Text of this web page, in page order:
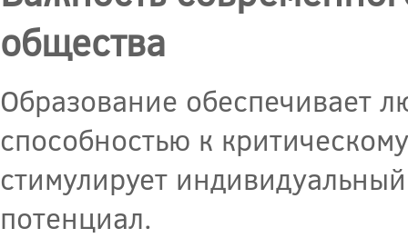
общества
Образование обеспечивает
способностью к
стимулирует
потенциал.